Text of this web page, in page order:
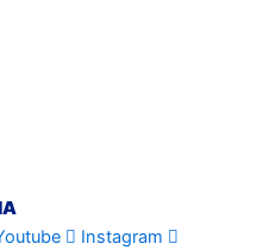
Instagram